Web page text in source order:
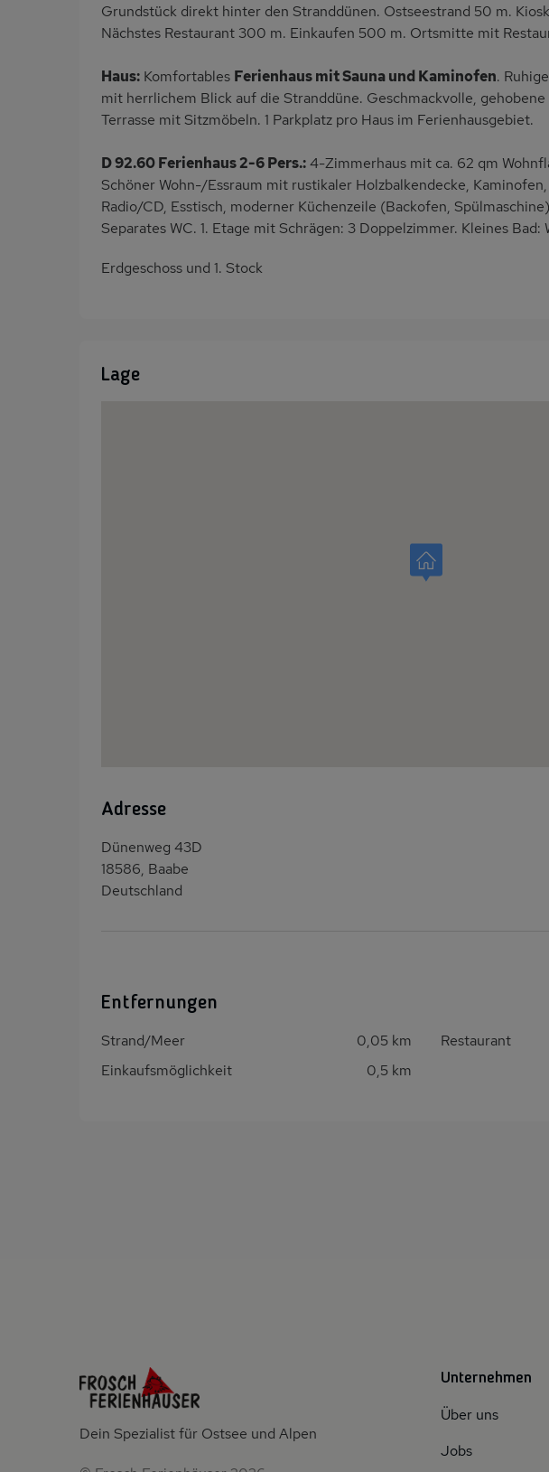
Grundstück direkt hinter den Stranddünen. Ostseestrand 50 m.
Nächstes Restaurant 300 m. Einkaufen 500 m. Ortsmitte mit
Haus: Komfortables Ferienhaus mit Sauna und Kaminofen.
mit herrlichem Blick auf die Stranddüne. Geschmackvolle,
Terrasse mit Sitzmöbeln. 1 Parkplatz pro Haus im Ferienhausgebiet.
D 92.60 Ferienhaus 2-6 Pers.:4-Zimmerhaus mit ca. 62 qm
Schöner Wohn-/Essraum mit rustikaler Holzbalkendecke,
Radio/CD, Esstisch, moderner Küchenzeile (Backofen,
Separates WC. 1. Etage mit Schrägen: 3 Doppelzimmer. Kleines Bad:
Erdgeschoss und 1. Stock
Lage
Adresse
Dünenweg 43D
18586, Baabe
Deutschland
Entfernungen
Strand/Meer 0,05 km Restaurant
Einkaufsmöglichkeit
0,5 km
Dein Spezialist für Ostsee und Alpen
Unternehmen
Über uns
Jobs